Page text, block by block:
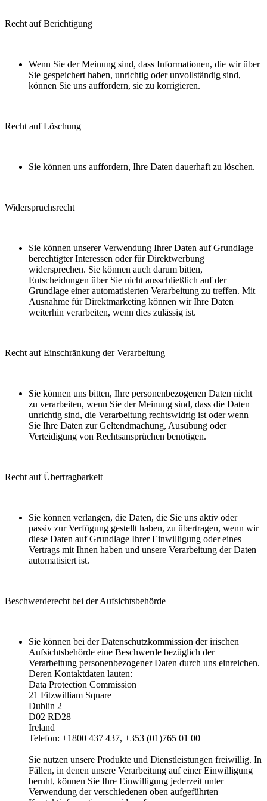
Recht auf Berichtigung
Wenn Sie der Meinung sind, dass Informationen, die wir über
Sie gespeichert haben, unrichtig oder unvollständig sind,
können Sie uns auffordern, sie zu korrigieren.
Recht auf Löschung
Sie können uns auffordern, Ihre Daten dauerhaft zu löschen.
Widerspruchsrecht
Sie können unserer Verwendung Ihrer Daten auf Grundlage
berechtigter Interessen oder für Direktwerbung
widersprechen. Sie können auch darum bitten,
Entscheidungen über Sie nicht ausschließlich auf der
Grundlage einer automatisierten Verarbeitung zu treffen. Mit
Ausnahme für Direktmarketing können wir Ihre Daten
weiterhin verarbeiten, wenn dies zulässig ist.
Recht auf Einschränkung der Verarbeitung
Sie können uns bitten, Ihre personenbezogenen Daten nicht
zu verarbeiten, wenn Sie der Meinung sind, dass die Daten
unrichtig sind, die Verarbeitung rechtswidrig ist oder wenn
Sie Ihre Daten zur Geltendmachung, Ausübung oder
Verteidigung von Rechtsansprüchen benötigen.
Recht auf Übertragbarkeit
Sie können verlangen, die Daten, die Sie uns aktiv oder
passiv zur Verfügung gestellt haben, zu übertragen, wenn wir
diese Daten auf Grundlage Ihrer Einwilligung oder eines
Vertrags mit Ihnen haben und unsere Verarbeitung der Daten
automatisiert ist.
Beschwerderecht bei der Aufsichtsbehörde
Sie können bei der Datenschutzkommission der irischen
Aufsichtsbehörde eine Beschwerde bezüglich der
Verarbeitung personenbezogener Daten durch uns einreichen.
Deren Kontaktdaten lauten:
Data Protection Commission
21 Fitzwilliam Square
Dublin 2
D02 RD28
Ireland
Telefon: +1800 437 437, +353 (01)765 01 00
Sie nutzen unsere Produkte und Dienstleistungen freiwillig. In
Fällen, in denen unsere Verarbeitung auf einer Einwilligung
beruht, können Sie Ihre Einwilligung jederzeit unter
Verwendung der verschiedenen oben aufgeführten